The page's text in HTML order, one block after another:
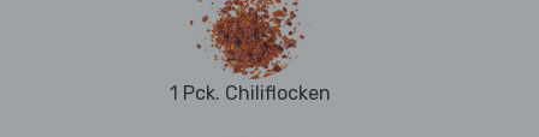
1 Pck. Chiliflocken